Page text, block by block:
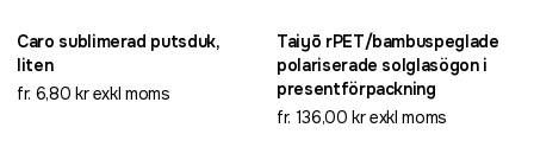
Caro sublimerad putsduk,
liten
fr. 6,80 kr exkl moms
Taiyō rPET/bambuspeglade
polariserade solglasögon i
presentförpackning
fr. 136,00 kr exkl moms